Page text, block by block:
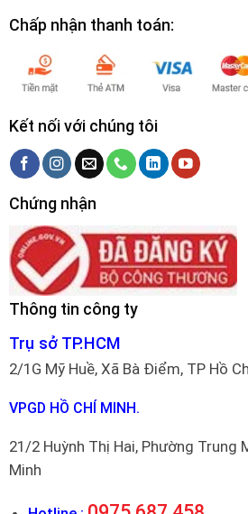
Chấp nhận thanh toán:
Kết nối với chúng tôi
Chứng nhận
Thông tin công ty
Trụ sở TP.HCM
2/1G Mỹ Huề, Xã Bà Điểm, TP Hồ
VPGD HỒ CHÍ MINH.
21/2 Huỳnh Thị Hai, Phường Trung
Minh